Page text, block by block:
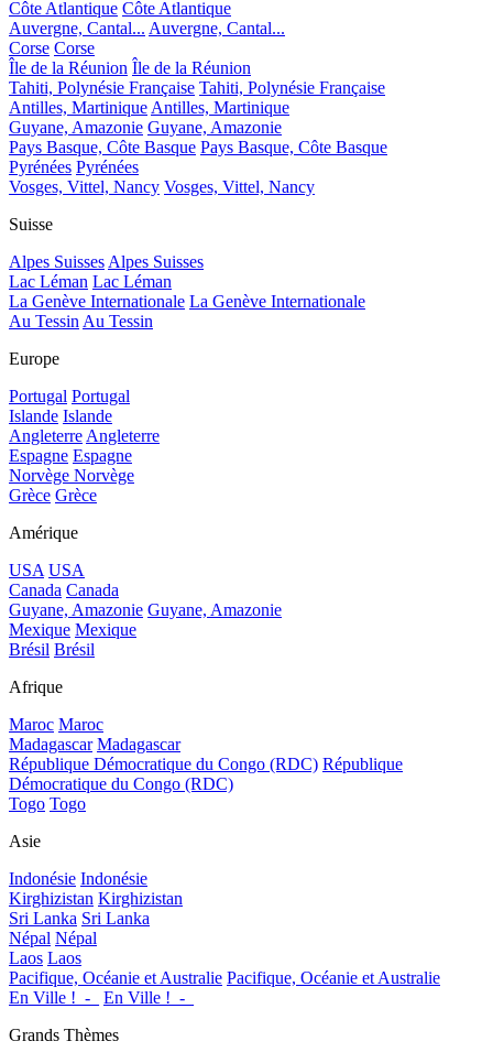
Côte Atlantique Côte Atlantique
Auvergne, Cantal... Auvergne, Cantal...
Corse Corse
Île de la Réunion Île de la Réunion
Tahiti, Polynésie Française Tahiti, Polynésie Française
Antilles, Martinique Antilles, Martinique
Guyane, Amazonie Guyane, Amazonie
Pays Basque, Côte Basque Pays Basque, Côte Basque
Pyrénées Pyrénées
Vosges, Vittel, Nancy Vosges, Vittel, Nancy
Suisse
Alpes Suisses Alpes Suisses
Lac Léman Lac Léman
La Genève Internationale La Genève Internationale
Au Tessin Au Tessin
Europe
Portugal Portugal
Islande Islande
Angleterre Angleterre
Espagne Espagne
Norvège Norvège
Grèce Grèce
Amérique
USA USA
Canada Canada
Guyane, Amazonie Guyane, Amazonie
Mexique Mexique
Brésil Brésil
Afrique
Maroc Maroc
Madagascar Madagascar
République Démocratique du Congo (RDC) République
Démocratique du Congo (RDC)
Togo Togo
Asie
Indonésie Indonésie
Kirghizistan Kirghizistan
Sri Lanka Sri Lanka
Népal Népal
Laos Laos
Pacifique, Océanie et Australie Pacifique, Océanie et Australie
En Ville !_-_
En Ville !_-_
Grands Thèmes